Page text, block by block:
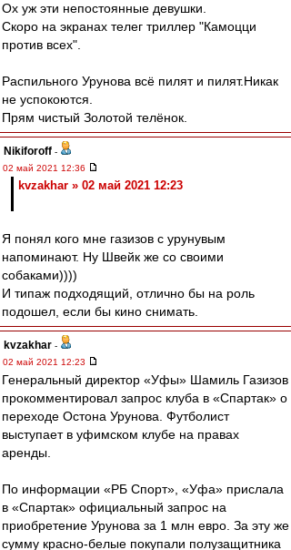
Ох уж эти непостоянные девушки.
Скоро на экранах телег триллер "Камоцци
против всех".
Распильного Урунова всё пилят и пилят.Никак
не успокоются.
Прям чистый Золотой телёнок.
Nikiforoff -
02 май 2021 12:36
kvzakhar » 02 май 2021 12:23
Я понял кого мне газизов с урунувым
напоминают. Ну Швейк же со своими
собаками))))
И типаж подходящий, отлично бы на роль
подошел, если бы кино снимать.
kvzakhar -
02 май 2021 12:23
Генеральный директор «Уфы» Шамиль Газизов
прокомментировал запрос клуба в «Спартак» о
переходе Остона Урунова. Футболист
выступает в уфимском клубе на правах
аренды.
По информации «РБ Спорт», «Уфа» прислала
в «Спартак» официальный запрос на
приобретение Урунова за 1 млн евро. За эту же
сумму красно-белые покупали полузащитника